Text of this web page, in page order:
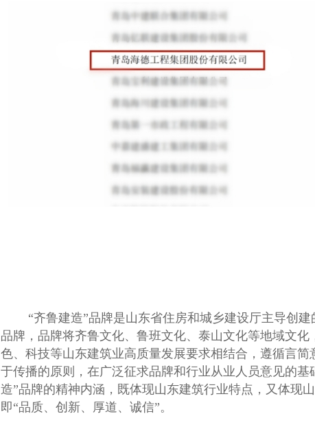
“齐鲁建造”品牌是山东省住房和城乡建设厅主导创建
品牌，品牌将齐鲁文化、鲁班文化、泰山文化等地域文化
色、科技等山东建筑业高质量发展要求相结合，遵循言简
于传播的原则，在广泛征求品牌和行业从业人员意见的基
造”品牌的精神内涵，既体现山东建筑行业特点，又体现
即“品质、创新、厚道、诚信”。